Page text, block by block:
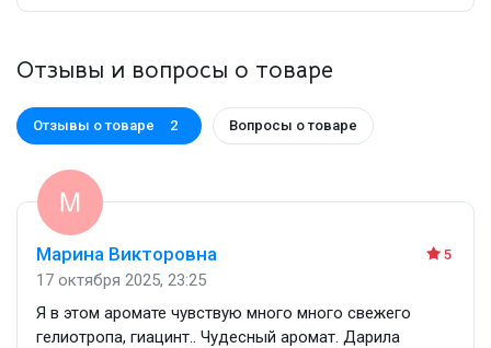
Отзывы и вопросы о товаре
Отзывы о товаре 2 Вопросы о товаре
5
Марина Викторовна
17 октября 2025, 23:25
Я в этом аромате чувствую много много свежего
гелиотропа, гиацинт.. Чудесный аромат. Дарила